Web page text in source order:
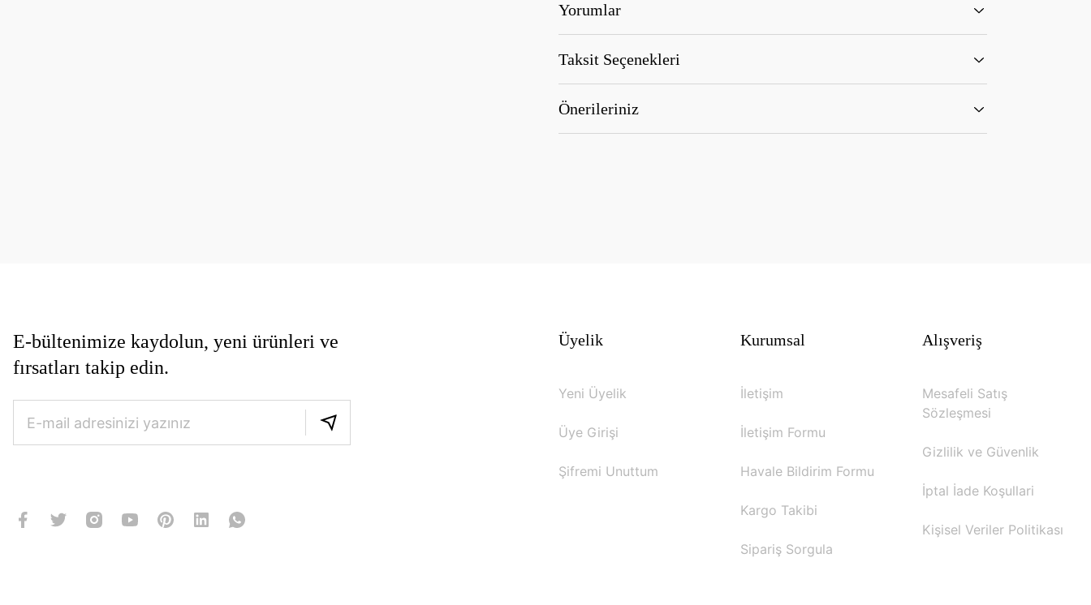
Yorumlar
Taksit Seçenekleri
Önerileriniz
E-bültenimize kaydolun, yeni ürünleri ve
fırsatları takip edin.
Üyelik
Yeni Üyelik
Üye Girişi
Şifremi Unuttum
Kurumsal
İletişim
İletişim Formu
Havale Bildirim Formu
Kargo Takibi
Sipariş Sorgula
Alışveriş
Mesafeli Satış
Sözleşmesi
Gizlilik ve Güvenlik
İptal İade Koşullari
Kişisel Veriler Politikası